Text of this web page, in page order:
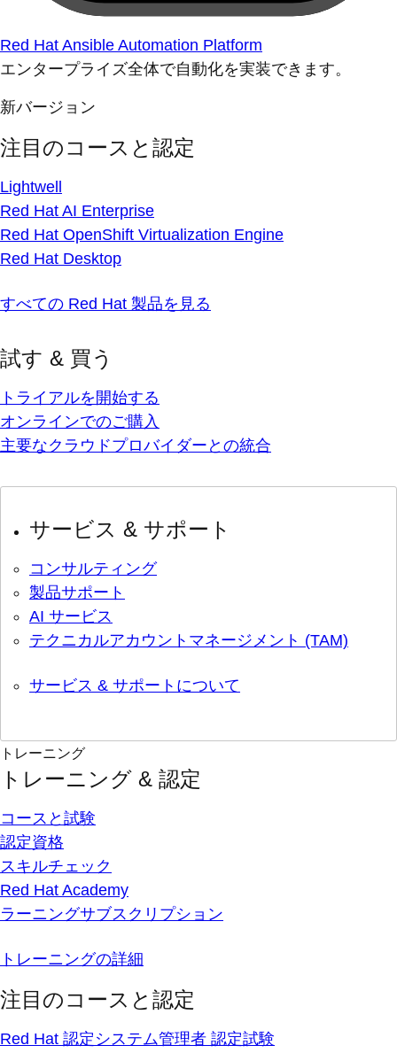
Red Hat Ansible Automation Platform
エンタープライズ全体で自動化を実装できます。
新バージョン
注目のコースと認定
Lightwell
Red Hat AI Enterprise
Red Hat OpenShift Virtualization Engine
Red Hat Desktop
すべての Red Hat 製品を見る
試す & 買う
トライアルを開始する
オンラインでのご購入
主要なクラウドプロバイダーとの統合
サービス & サポート
コンサルティング
製品サポート
AI サービス
テクニカルアカウントマネージメント (TAM)
サービス & サポートについて
トレーニング
トレーニング & 認定
コースと試験
認定資格
スキルチェック
Red Hat Academy
ラーニングサブスクリプション
トレーニングの詳細
注目のコースと認定
Red Hat 認定システム管理者 認定試験